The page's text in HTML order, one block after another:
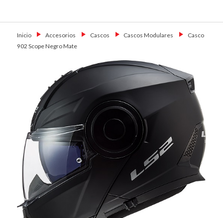
Motoshop
Ezeiza
Inicio→ Accesorios → Cascos → Cascos Modulares →
Casco
902 Scope Negro Mate